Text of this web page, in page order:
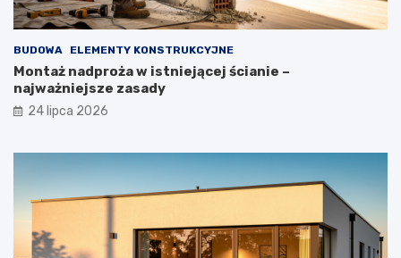
BUDOWA ELEMENTY KONSTRUKCYJNE
Montaż nadproża w istniejącej ścianie –
najważniejsze zasady
24 lipca 2026